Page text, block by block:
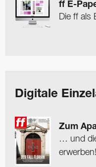
ff E-
Die ff als
Digitale
Zum
… und
erwerben!